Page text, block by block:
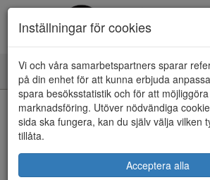
Toggle
navigation
HEM
Kunde inte hitta några artiklar...
ÅNGRA KÖP
Inställningar för cookies
Vi och våra samarbetspartners sparar
på din enhet för att kunna erbjuda
spara besöksstatistik och för att
marknadsföring. Utöver nödvändiga
sida ska fungera, kan du själv välja vilken
tillåta.
Acceptera alla